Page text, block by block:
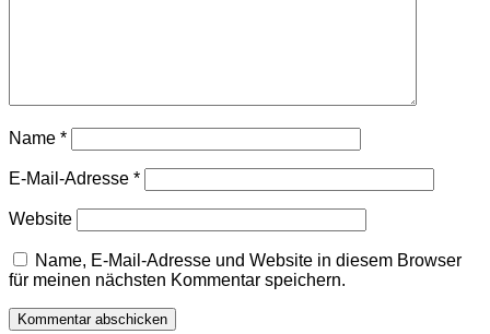
Name *
E-Mail-Adresse *
Website
Name, E-Mail-Adresse und Website in diesem Browser
für meinen nächsten Kommentar speichern.